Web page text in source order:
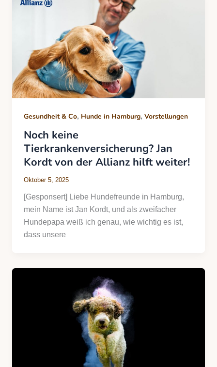
Gesundheit & Co, Hunde in Hamburg, Vorstellungen
Noch keine
Tierkrankenversicherung? Jan
Kordt von der Allianz hilft weiter!
Oktober 5, 2025
[Gesponsert] Liebe Hundefreunde in Hamburg,
mein Name ist Jan Kordt, und als zweifacher
Hundepapa weiß ich genau, wie wichtig es ist,
dass unsere